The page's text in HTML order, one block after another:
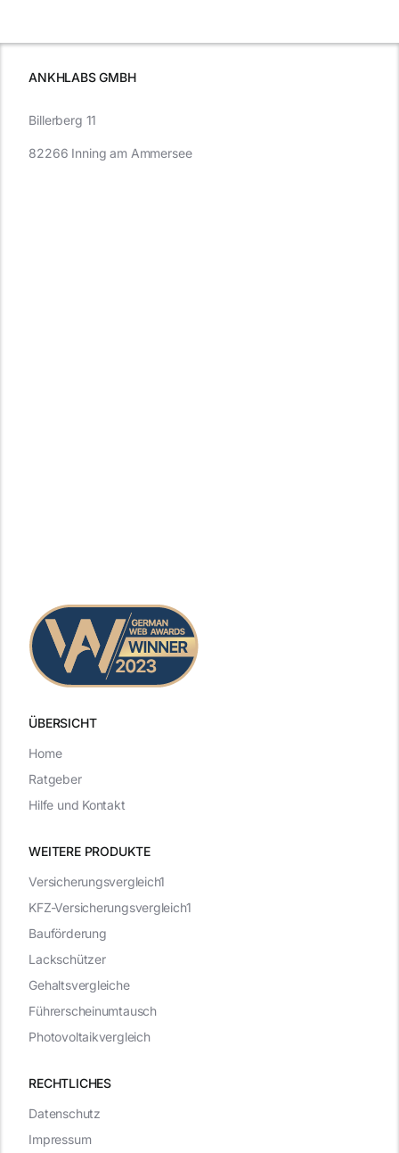
müssen
ANKHLABS GMBH
ÜBERSICHT
WEITERE PRODUKTE
RECHTLICHES
Billerberg 11
82266 Inning am Ammersee
Datenschutz
Impressum
Versicherungsvergleich1
KFZ-Versicherungsvergleich1
Bauförderung
Lackschützer
Gehaltsvergleiche
Führerscheinumtausch
Photovoltaikvergleich
Home
Ratgeber
Hilfe und Kontakt